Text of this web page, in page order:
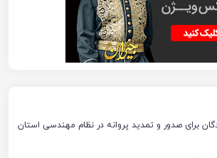
برای صدور و تمدید پروانه در نظام مهندسی استان